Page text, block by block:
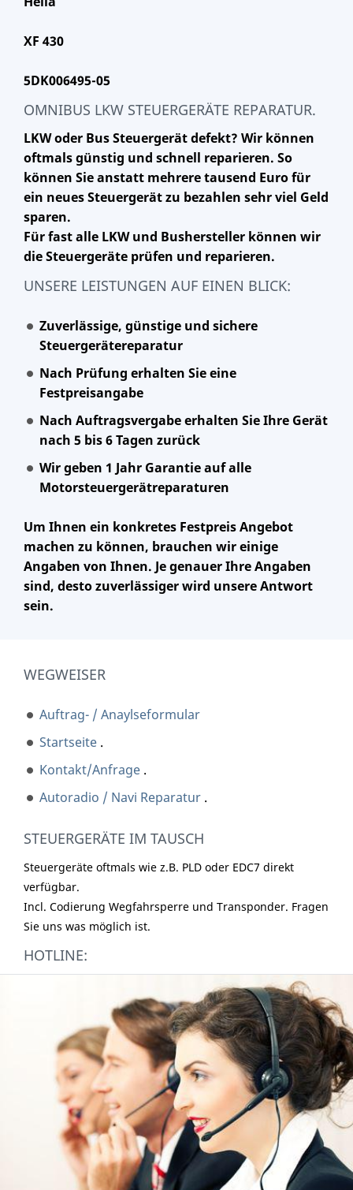
XF 430
5DK006495-05
OMNIBUS LKW STEUERGERÄTE REPARATUR.
LKW oder Bus Steuergerät defekt? Wir können
oftmals günstig und schnell reparieren. So
können Sie anstatt mehrere tausend Euro für
ein neues Steuergerät zu bezahlen sehr viel Geld
sparen.
Für fast alle LKW und Bushersteller können wir
die Steuergeräte prüfen und reparieren.
UNSERE LEISTUNGEN AUF EINEN BLICK:
Zuverlässige, günstige und sichere
Steuergerätereparatur
Nach Prüfung erhalten Sie eine
Festpreisangabe
Nach Auftragsvergabe erhalten Sie Ihre Gerät
nach 5 bis 6 Tagen zurück
Wir geben 1 Jahr Garantie auf alle
Motorsteuergerätreparaturen
Um Ihnen ein konkretes Festpreis Angebot
machen zu können, brauchen wir einige
Angaben von Ihnen. Je genauer Ihre Angaben
sind, desto zuverlässiger wird unsere Antwort
sein.
WEGWEISER
Auftrag- / Anaylseformular
Startseite .
Kontakt/Anfrage .
Autoradio / Navi Reparatur .
STEUERGERÄTE IM TAUSCH
Steuergeräte oftmals wie z.B. PLD oder EDC7 direkt
verfügbar.
Incl. Codierung Wegfahrsperre und Transponder. Fragen
Sie uns was möglich ist.
HOTLINE: